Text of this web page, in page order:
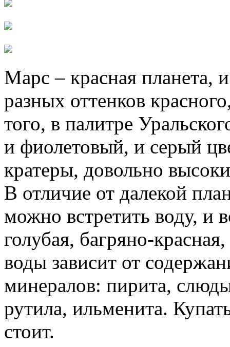
Марс – красная планета,
разных оттенков
того, в палитре
и фиолетовый, и серый
кратеры, довольно
В отличие от далекой
можно встретить воду, и
голубая, багряно-
воды зависит от
минералов: пирита,
рутила, ильменита.
стоит.